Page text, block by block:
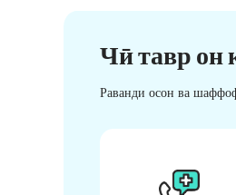
Чӣ тавр он
Раванди осон ва